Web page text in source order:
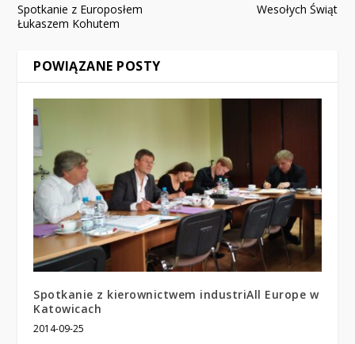
Spotkanie z Europosłem
Łukaszem Kohutem
Wesołych Świąt
POWIĄZANE POSTY
Spotkanie z kierownictwem industriAll Europe w
Katowicach
2014-09-25